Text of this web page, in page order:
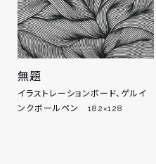
無題
イラストレーションボード、ゲルイ
ンクボールペン 182×128